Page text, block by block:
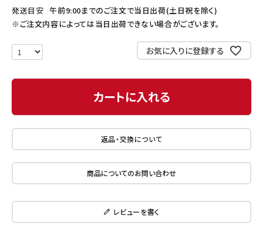
発送目安 午前9:00までのご注文で当日出荷(土日祝を除く)
※ご注文内容によっては当日出荷できない場合がございます。
お気に入りに登録する
カートに入れる
返品・交換について
商品についてのお問い合わせ
レビューを書く